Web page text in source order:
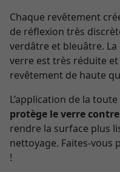
Chaque revêtement
de réflexion très
verdâtre et bleuâtre.
verre est très réduite et
revêtement de haute
L’application de la
protège le verre
rendre la surface plus
nettoyage. Faites-vous
!